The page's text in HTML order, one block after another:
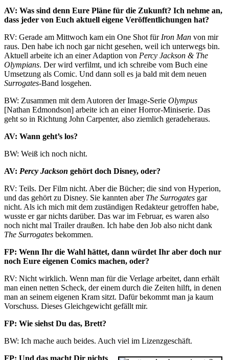
AV: Was sind denn Eure Pläne für die Zukunft? Ich nehme an,
dass jeder von Euch aktuell eigene Veröffentlichungen hat?
RV: Gerade am Mittwoch kam ein One Shot für Iron Man von mir
raus. Den habe ich noch gar nicht gesehen, weil ich unterwegs bin.
Aktuell arbeite ich an einer Adaption von Percy Jackson & The
Olympians. Der wird verfilmt, und ich schreibe vom Buch eine
Umsetzung als Comic. Und dann soll es ja bald mit dem neuen
Surrogates-Band losgehen.
BW: Zusammen mit dem Autoren der Image-Serie Olympus
[Nathan Edmondson] arbeite ich an einer Horror-Miniserie. Das
geht so in Richtung John Carpenter, also ziemlich geradeheraus.
AV: Wann geht’s los?
BW: Weiß ich noch nicht.
AV: Percy Jackson gehört doch Disney, oder?
RV: Teils. Der Film nicht. Aber die Bücher; die sind von Hyperion,
und das gehört zu Disney. Sie kannten aber The Surrogates gar
nicht. Als ich mich mit dem zuständigen Redakteur getroffen habe,
wusste er gar nichts darüber. Das war im Februar, es waren also
noch nicht mal Trailer draußen. Ich habe den Job also nicht dank
The Surrogates bekommen.
FP: Wenn Ihr die Wahl hättet, dann würdet Ihr aber doch nur
noch Eure eigenen Comics machen, oder?
RV: Nicht wirklich. Wenn man für die Verlage arbeitet, dann erhält
man einen netten Scheck, der einem durch die Zeiten hilft, in denen
man an seinem eigenen Kram sitzt. Dafür bekommt man ja kaum
Vorschuss. Dieses Gleichgewicht gefällt mir.
FP: Wie siehst Du das, Brett?
BW: Ich mache auch beides. Auch viel im Lizenzgeschäft.
FP: Und das macht Dir nichts